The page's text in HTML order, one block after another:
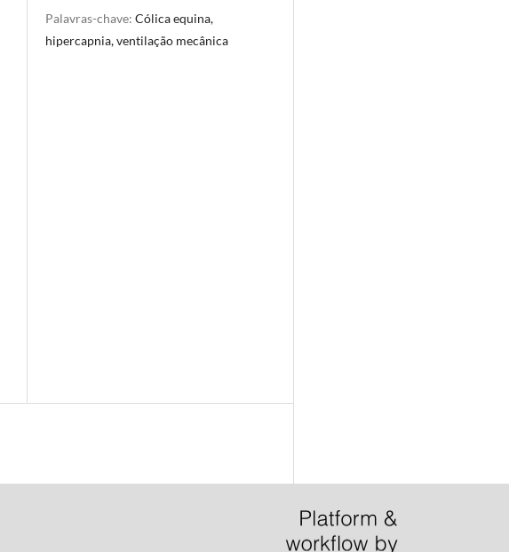
Palavras-chave:Cólica equina,
hipercapnia, ventilação mecânica